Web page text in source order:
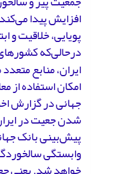
افزایش پیدا
پویایی، خلاقیت و
درحالی‌که
ایران، منابع
امکان استفاده از
جهانی در گزارش
شدن جعیت در
پیش‌بینی بانک